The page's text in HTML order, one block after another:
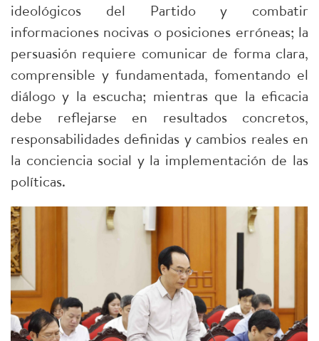
ideológicos del Partido y combatir
informaciones nocivas o posiciones erróneas; la
persuasión requiere comunicar de forma clara,
comprensible y fundamentada, fomentando el
diálogo y la escucha; mientras que la eficacia
debe reflejarse en resultados concretos,
responsabilidades definidas y cambios reales en
la conciencia social y la implementación de las
políticas.